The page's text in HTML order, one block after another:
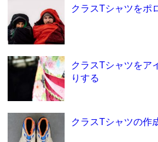
クラスTシャツをポ
クラスTシャツをア
りする
クラスTシャツの作